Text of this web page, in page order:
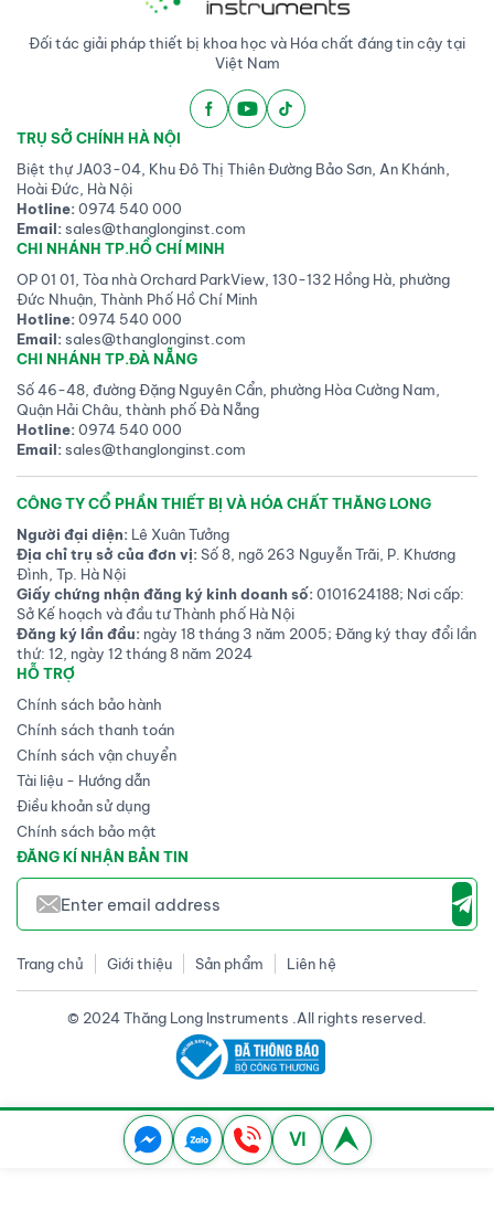
Đối tác giải pháp thiết bị khoa học và Hóa chất đáng tin cậy tại
Việt Nam
TRỤ SỞ CHÍNH HÀ NỘI
Biệt thự JA03-04, Khu Đô Thị Thiên Đường Bảo Sơn, An Khánh,
Hoài Đức, Hà Nội
Hotline:0974 540 000
Email:sales@thanglonginst.com
CHI NHÁNH TP.HỒ CHÍ MINH
OP 01 01, Tòa nhà Orchard ParkView, 130-132 Hồng Hà, phường
Đức Nhuận, Thành Phố Hồ Chí Minh
Hotline:0974 540 000
Email:sales@thanglonginst.com
CHI NHÁNH TP.ĐÀ NẴNG
Số 46-48, đường Đặng Nguyên Cẩn, phường Hòa Cường Nam,
Quận Hải Châu, thành phố Đà Nẵng
Hotline:0974 540 000
Email:sales@thanglonginst.com
CÔNG TY CỔ PHẦN THIẾT BỊ VÀ HÓA CHẤT THĂNG LONG
Người đại diện: Lê Xuân Tưởng
Địa chỉ trụ sở của đơn vị:Số 8, ngõ 263 Nguyễn Trãi, P. Khương
Đình, Tp. Hà Nội
Giấy chứng nhận đăng ký kinh doanh số:0101624188; Nơi cấp:
Sở Kế hoạch và đầu tư Thành phố Hà Nội
Đăng ký lần đầu: ngày 18 tháng 3 năm 2005; Đăng ký thay đổi lần
thứ: 12, ngày 12 tháng 8 năm 2024
HỖ TRỢ
Chính sách bảo hành
Chính sách thanh toán
Chính sách vận chuyển
Tài liệu - Hướng dẫn
Điều khoản sử dụng
Chính sách bảo mật
ĐĂNG KÍ NHẬN BẢN TIN
Trang chủ Giới thiệu Sản phẩm Liên hệ
© 2024 Thăng Long Instruments .All rights reserved.
VI